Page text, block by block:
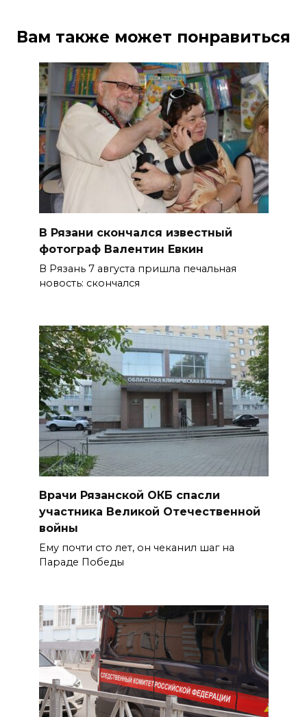
Вам также может понравиться
В Рязани скончался известный
фотограф Валентин Евкин
В Рязань 7 августа пришла печальная
новость: скончался
Врачи Рязанской ОКБ спасли
участника Великой Отечественной
войны
Ему почти сто лет, он чеканил шаг на
Параде Победы